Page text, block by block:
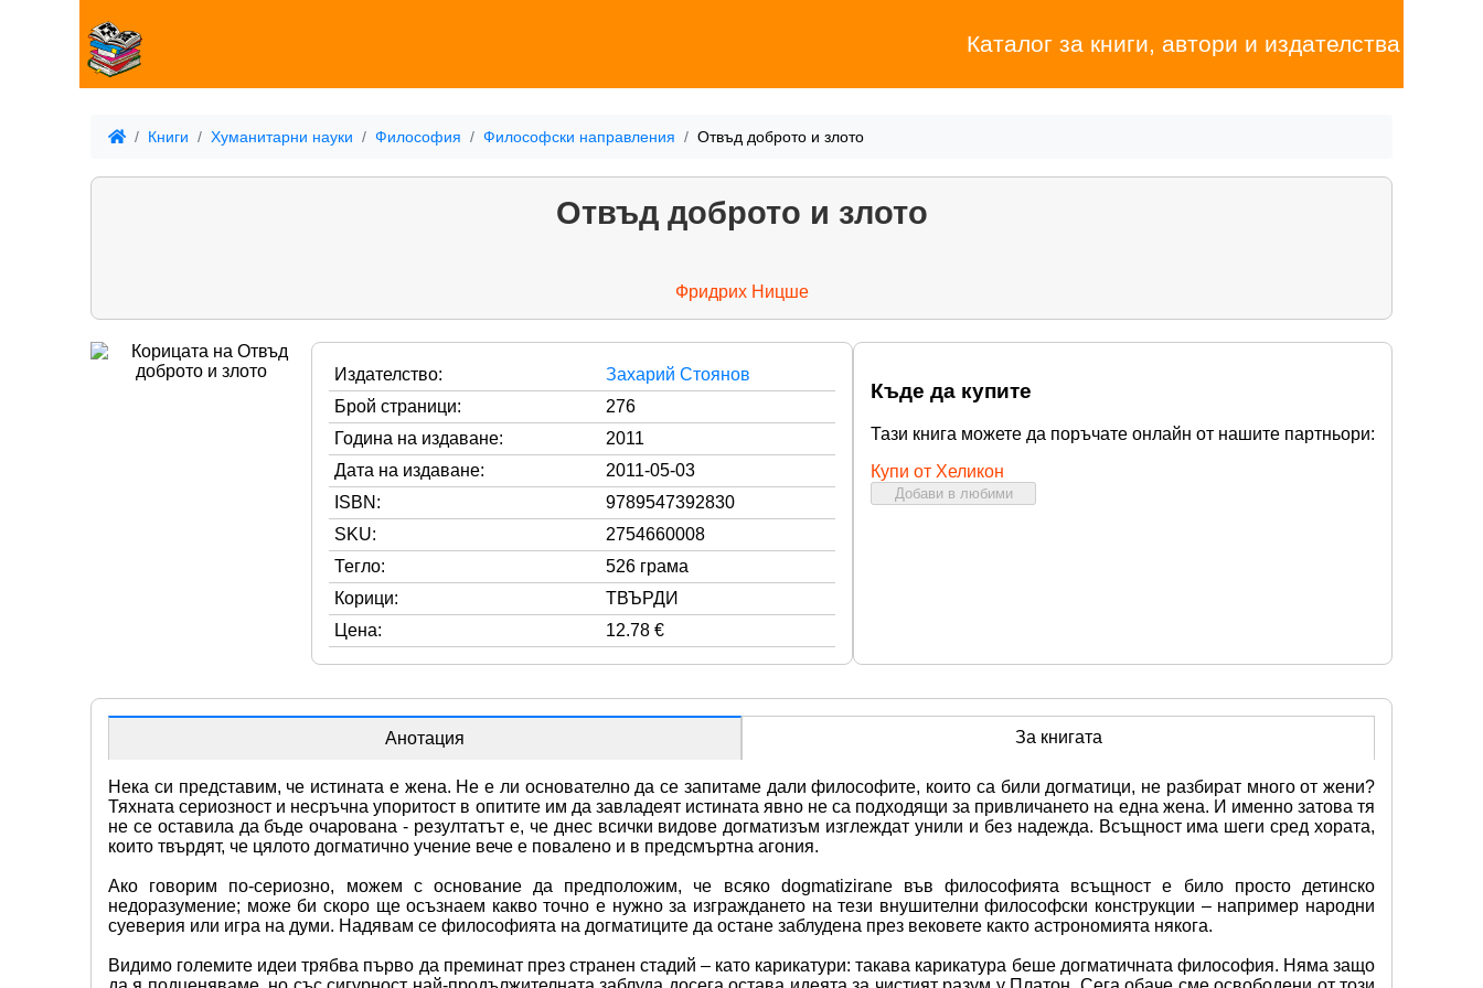
Каталог за книги, автори и издателства
Книги Хуманитарни науки Философия Философски направления Отвъд доброто и злото
Отвъд доброто и злото
Фридрих Ницше
Издателство:
Захарий Стоянов
Брой страници:
276
Година на издаване:
2011
Дата на издаване:
2011-05-03
ISBN:
9789547392830
SKU:
2754660008
Тегло:
526 грама
Корици:
ТВЪРДИ
Цена:
12.78 €
Къде да купите
Тази книга можете да поръчате онлайн от нашите партньори:
Купи от Хеликон
Добави в любими
Анотация За книгата
Нека си представим, че истината е жена. Не е ли основателно да се запитаме дали философите, които са били догматици, не разбират много от жени?
Тяхната сериозност и несръчна упоритост в опитите им да завладеят истината явно не са подходящи за привличането на една жена. И именно затова тя
не се оставила да бъде очарована - резултатът е, че днес всички видове догматизъм изглеждат унили и без надежда. Всъщност има шеги сред хората,
които твърдят, че цялото догматично учение вече е повалено и в предсмъртна агония.
Ако говорим по-сериозно, можем с основание да предположим, че всяко dogmatizirane във философията всъщност е било просто детинско
недоразумение; може би скоро ще осъзнаем какво точно е нужно за изграждането на тези внушителни философски конструкции – например народни
суеверия или игра на думи. Надявам се философията на догматиците да остане заблудена през вековете както астрономията някога.
Видимо големите идеи трябва първо да преминат през странен стадий – като карикатури: такава карикатура беше догматичната философия. Няма защо